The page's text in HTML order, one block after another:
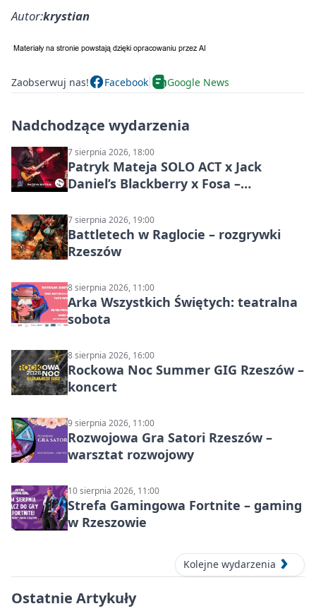
Autor:krystian
Zaobserwuj nas! Facebook Google News
Nadchodzące wydarzenia
7 sierpnia 2026, 18:00
Patryk Mateja SOLO ACT x Jack
Daniel’s Blackberry x Fosa –
7 sierpnia 2026, 19:00
Battletech w Raglocie – rozgrywki
Rzeszów
8 sierpnia 2026, 11:00
Arka Wszystkich Świętych: teatralna
sobota
8 sierpnia 2026, 16:00
Rockowa Noc Summer GIG Rzeszów –
koncert
9 sierpnia 2026, 11:00
Rozwojowa Gra Satori Rzeszów –
warsztat rozwojowy
10 sierpnia 2026, 11:00
Strefa Gamingowa Fortnite – gaming
w Rzeszowie
Kolejne wydarzenia
Ostatnie Artykuły